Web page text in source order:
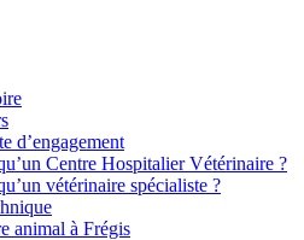
d’engagement
Centre Hospitalier Vétérinaire ?
vétérinaire spécialiste ?
animal à Frégis